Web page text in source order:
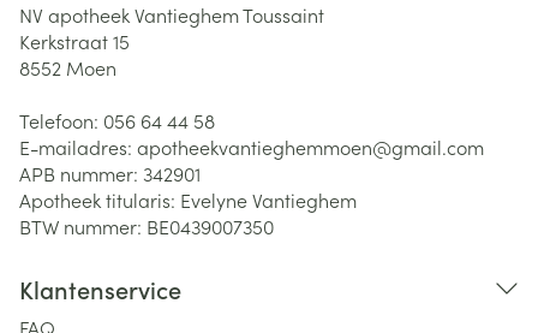
NV apotheek Vantieghem Toussaint
Kerkstraat 15
8552 Moen
Telefoon: 056 64 44 58
E-mailadres: apotheekvantieghemmoen@gmail.com
APB nummer: 342901
Apotheek titularis: Evelyne Vantieghem
BTW nummer: BE0439007350
Klantenservice
FAQ